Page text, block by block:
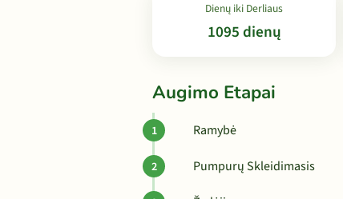
Dienų iki Derliaus
1095 dienų
Augimo Etapai
Ramybė
Pumpurų Skleidimasis